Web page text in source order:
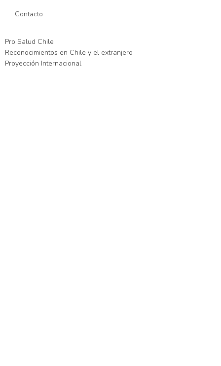
Contacto
Pro Salud Chile
Reconocimientos en Chile y el extranjero
Proyección Internacional